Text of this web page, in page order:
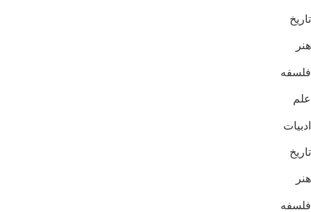
تاریخ
هنر
فلسفه
علم
ادبیات
تاریخ
هنر
فلسفه